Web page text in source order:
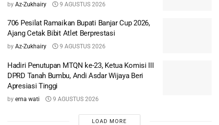
by Az-Zukhairy 9 AGUSTUS 2026
706 Pesilat Ramaikan Bupati Banjar Cup 2026,
Ajang Cetak Bibit Atlet Berprestasi
by Az-Zukhairy 9 AGUSTUS 2026
Hadiri Penutupan MTQN ke-23, Ketua Komisi III
DPRD Tanah Bumbu, Andi Asdar Wijaya Beri
Apresiasi Tinggi
by erna wati 9 AGUSTUS 2026
LOAD MORE